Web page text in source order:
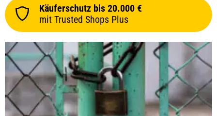
Käuferschutz bis 20.000 €
mit Trusted Shops Plus